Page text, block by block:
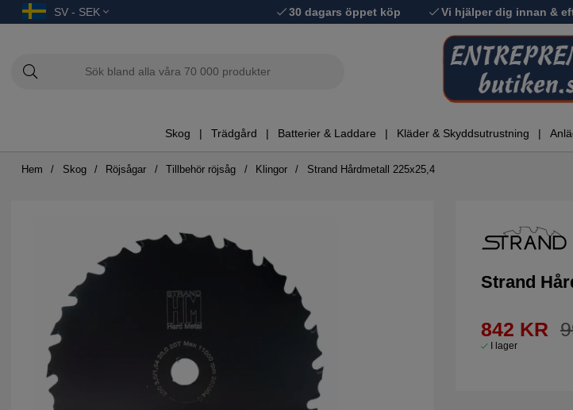
SV - SEK 30 dagars öppet köp Vi hjälper dig innan &
Skog Trädgård Batterier & Laddare Kläder & Skyddsutrustning
Hem Skog Röjsågar Tillbehör röjsåg Klingor Strand Hårdmetall 225x25,4
Strand
842 KR
I lager